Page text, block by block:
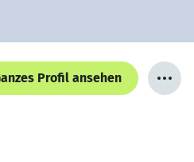
Profil ansehen